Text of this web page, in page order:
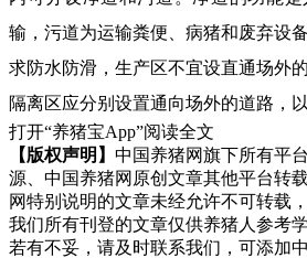
输，污道为运输粪便、病猪和废弃设
求防水防滑，生产区不宜设直通场外
隔离区应分别设置通向场外的道路，
打开“养猪宝App”阅读全文
【版权声明】 中国养猪网旗下所有平
源、中国养猪网原创文章其他平台转
网特别说明的文章未经允许不可转载
我们所有刊登的文章仅供养猪人参考
若有不妥，请及时联系我们，可添加